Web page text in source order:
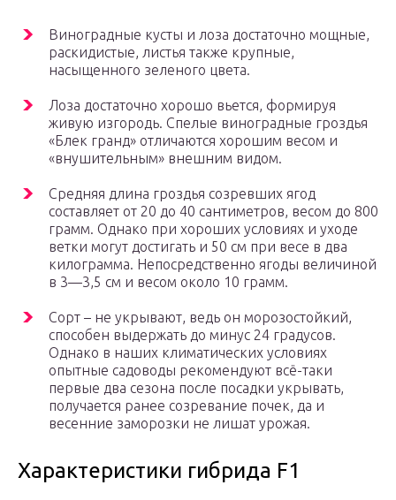
Виноградные кусты и лоза достаточно мощные,
раскидистые, листья также крупные,
насыщенного зеленого цвета.
Лоза достаточно хорошо вьется, формируя
живую изгородь. Спелые виноградные гроздья
«Блек гранд» отличаются хорошим весом и
«внушительным» внешним видом.
Средняя длина гроздья созревших ягод
составляет от 20 до 40 сантиметров, весом до 800
грамм. Однако при хороших условиях и уходе
ветки могут достигать и 50 см при весе в два
килограмма. Непосредственно ягоды величиной
в 3—3,5 см и весом около 10 грамм.
Сорт – не укрывают, ведь он морозостойкий,
способен выдержать до минус 24 градусов.
Однако в наших климатических условиях
опытные садоводы рекомендуют всё-таки
первые два сезона после посадки укрывать,
получается ранее созревание почек, да и
весенние заморозки не лишат урожая.
Характеристики гибрида F1